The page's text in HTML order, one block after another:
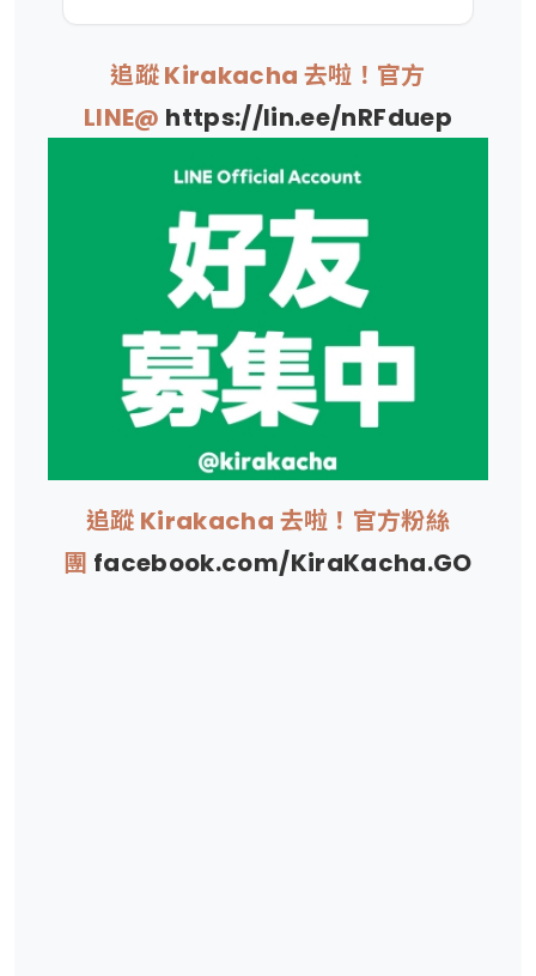
追蹤 Kirakacha 去啦！官方
LINE@ https://lin.ee/nRFduep
追蹤 Kirakacha 去啦！官方粉絲
團 facebook.com/KiraKacha.GO